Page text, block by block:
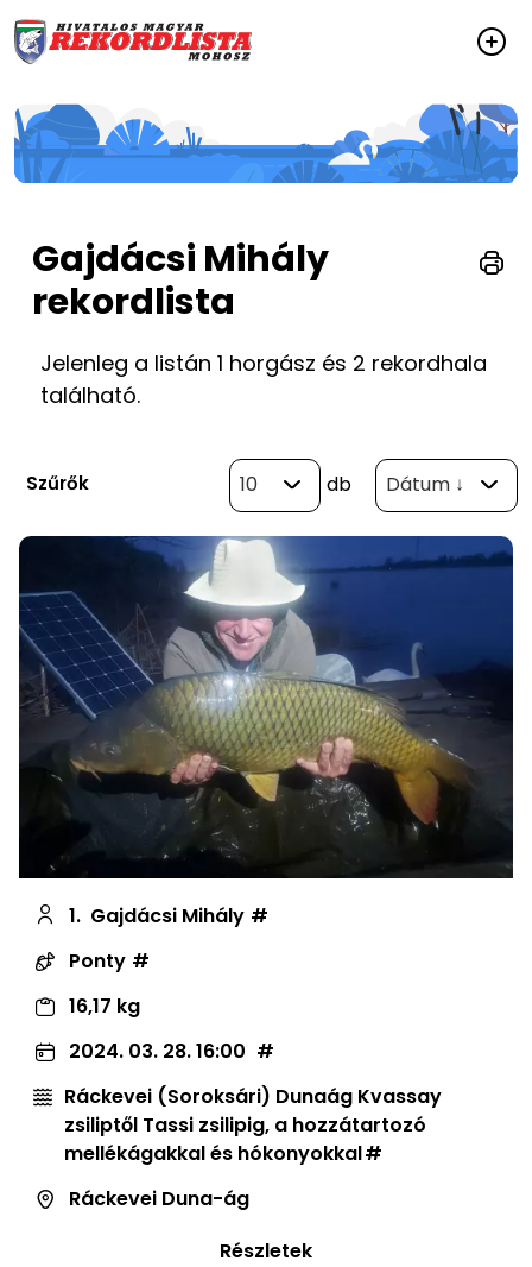
Gajdácsi Mihály
rekordlista
Jelenleg a listán 1 horgász és 2 rekordhala
található.
Szűrők 10 db Dátum ↓
1. Gajdácsi Mihály
Ponty
16,17 kg
2024. 03. 28. 16:00
Ráckevei (Soroksári) Dunaág Kvassay
zsiliptől Tassi zsilipig, a hozzátartozó
mellékágakkal és hókonyokkal
Ráckevei Duna-ág
Részletek